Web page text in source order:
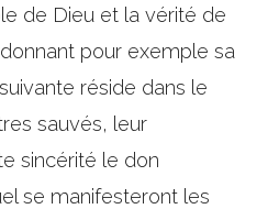
de Dieu et la vérité de
pour exemple sa
réside dans le
sauvés, leur
sincérité le don
se manifesteront les